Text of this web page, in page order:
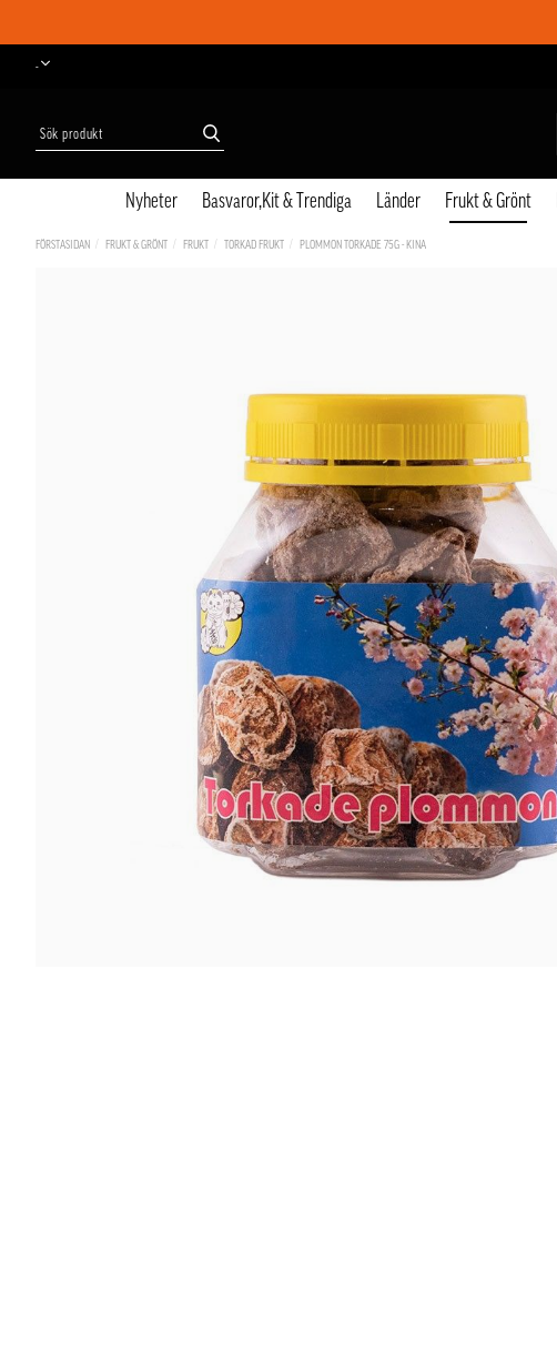
-
Nyheter Basvaror,Kit & Trendiga Länder Frukt & Grönt
FÖRSTASIDAN FRUKT & GRÖNT FRUKT TORKAD FRUKT PLOMMON TORKADE 75G - KINA